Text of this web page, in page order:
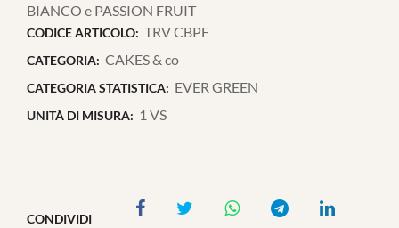
BIANCO e PASSION FRUIT
CODICE ARTICOLO: TRV CBPF
CATEGORIA: CAKES & co
CATEGORIA STATISTICA: EVER GREEN
UNITÀ DI MISURA: 1 VS
CONDIVIDI